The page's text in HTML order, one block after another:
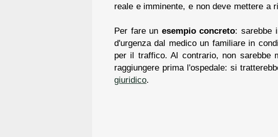
reale e imminente, e non deve mettere a
Per fare un esempio concreto: sarebbe
d'urgenza dal medico un familiare in
per il traffico. Al contrario, non sarebbe
raggiungere prima l'ospedale: si
giuridico.